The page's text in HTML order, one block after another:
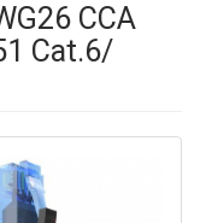
CCA
Cat.6/